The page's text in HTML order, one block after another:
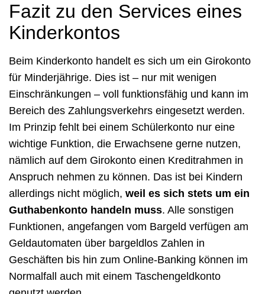
Fazit zu den Services eines
Kinderkontos
Beim Kinderkonto handelt es sich um ein Girokonto
für Minderjährige. Dies ist – nur mit wenigen
Einschränkungen – voll funktionsfähig und kann im
Bereich des Zahlungsverkehrs eingesetzt werden.
Im Prinzip fehlt bei einem Schülerkonto nur eine
wichtige Funktion, die Erwachsene gerne nutzen,
nämlich auf dem Girokonto einen Kreditrahmen in
Anspruch nehmen zu können. Das ist bei Kindern
allerdings nicht möglich, weil es sich stets um ein
Guthabenkonto handeln muss. Alle sonstigen
Funktionen, angefangen vom Bargeld verfügen am
Geldautomaten über bargeldlos Zahlen in
Geschäften bis hin zum Online-Banking können im
Normalfall auch mit einem Taschengeldkonto